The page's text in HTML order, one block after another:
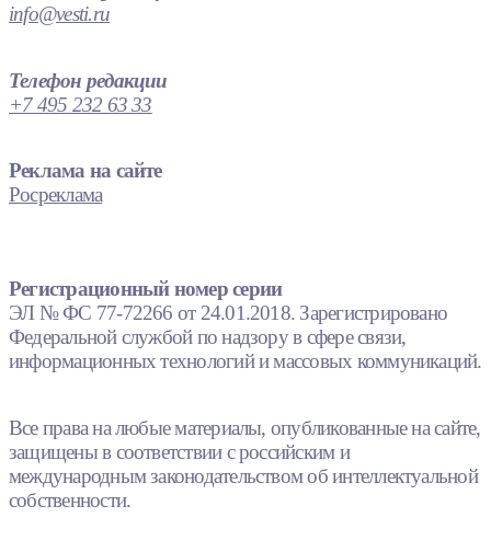
info@vesti.ru
Телефон редакции
+7 495 232 63 33
Реклама на сайте
Росреклама
Регистрационный номер серии
ЭЛ № ФС 77-72266 от 24.01.2018. Зарегистрировано
Федеральной службой по надзору в сфере связи,
информационных технологий и массовых коммуникаций.
Все права на любые материалы, опубликованные на сайте,
защищены в соответствии с российским и
международным законодательством об интеллектуальной
собственности.